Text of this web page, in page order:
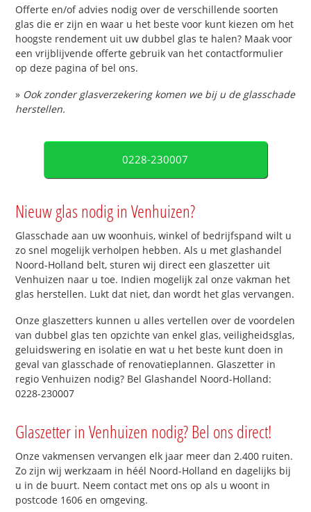
Offerte en/of advies nodig over de verschillende soorten
glas die er zijn en waar u het beste voor kunt kiezen om het
hoogste rendement uit uw dubbel glas te halen? Maak voor
een vrijblijvende offerte gebruik van het contactformulier
op deze pagina of bel ons.
» Ook zonder glasverzekering komen we bij u de glasschade
herstellen.
0228-230007
Nieuw glas nodig in Venhuizen?
Glasschade aan uw woonhuis, winkel of bedrijfspand wilt u
zo snel mogelijk verholpen hebben. Als u met glashandel
Noord-Holland belt, sturen wij direct een glaszetter uit
Venhuizen naar u toe. Indien mogelijk zal onze vakman het
glas herstellen. Lukt dat niet, dan wordt het glas vervangen.
Onze glaszetters kunnen u alles vertellen over de voordelen
van dubbel glas ten opzichte van enkel glas, veiligheidsglas,
geluidswering en isolatie en wat u het beste kunt doen in
geval van glasschade of renovatieplannen. Glaszetter in
regio Venhuizen nodig? Bel Glashandel Noord-Holland:
0228-230007
Glaszetter in Venhuizen nodig? Bel ons direct!
Onze vakmensen vervangen elk jaar meer dan 2.400 ruiten.
Zo zijn wij werkzaam in héél Noord-Holland en dagelijks bij
u in de buurt. Neem contact met ons op als u woont in
postcode 1606 en omgeving.